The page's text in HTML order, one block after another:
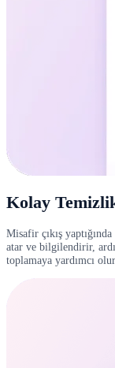
Kolay
Misafir çıkış
atar ve bilgilendirir,
toplamaya yardımcı olur.